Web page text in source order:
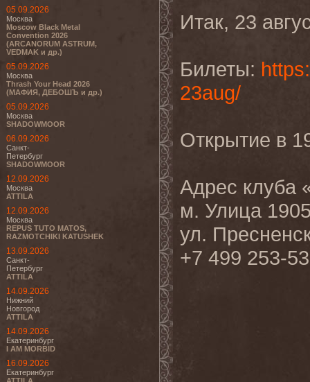
05.09.2026
Москва
Moscow Black Metal
Convention 2026
(ARCANORUM ASTRUM,
VEDMAK и др.)
05.09.2026
Москва
Thrash Your Head 2026
(МАФИЯ, ДЕБОШЪ и др.)
05.09.2026
Москва
SHADOWMOOR
06.09.2026
Санкт-
Петербург
SHADOWMOOR
12.09.2026
Москва
ATTILA
12.09.2026
Москва
REPUS TUTO MATOS,
RAZMOTCHIKI KATUSHEK
13.09.2026
Санкт-
Петербург
ATTILA
14.09.2026
Нижний
Новгород
ATTILA
14.09.2026
Екатеринбург
I AM MORBID
16.09.2026
Екатеринбург
Итак, 23
Билеты:
23aug/
Открытие в
Адрес клуба
м. Улица
ул.
+7 499 253-